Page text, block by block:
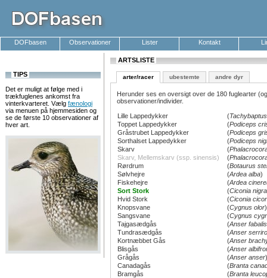
DOFbasen Observationer Lister Kontakt
TIPS
Det er muligt at følge med i
trækfuglenes ankomst fra
vinterkvarteret. Vælg fænologi
via menuen på hjemmesiden og
se de første 10 observationer af
hver art.
ARTSLISTE
arter/racer ubestemte andre dyr
Herunder ses en oversigt over de 180 fuglearter
observationer/individer.
Lille Lappedykker (
Toppet Lappedykker
(Podiceps
Gråstrubet Lappedykker
(Podiceps
Sorthalset Lappedykker
(Podiceps
Skarv
(
Skarv, Mellemskarv (ssp. sinensis)
(
Rørdrum
(Botaurus
Sølvhejre
(Ardea alba)
Fiskehejre
(Ardea
Sort Stork
(Ciconia nigra
Hvid Stork
(Ciconia
Knopsvane
(Cygnus olor)
Sangsvane
(Cygnus
Tajgasædgås
(Anser fabalis
Tundrasædgås
(Anser
Kortnæbbet Gås
(Anser
Blisgås
(Anser
Grågås
(Anser anser)
Canadagås
(Branta
Bramgås
(Branta